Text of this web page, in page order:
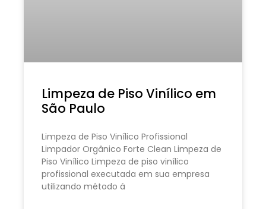
Limpeza de Piso Vinílico em
São Paulo
Limpeza de Piso Vinílico Profissional
Limpador Orgânico Forte Clean Limpeza de
Piso Vinílico Limpeza de piso vinílico
profissional executada em sua empresa
utilizando método á